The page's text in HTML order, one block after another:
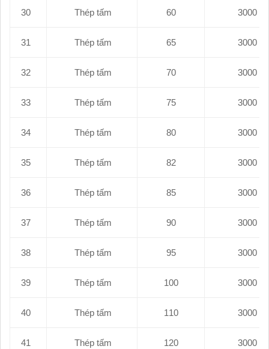
30 Thép tấm 60
31 Thép tấm 65
32 Thép tấm 70
33 Thép tấm 75
34 Thép tấm 80
35 Thép tấm 82
36 Thép tấm 85
37 Thép tấm 90
38 Thép tấm 95
39 Thép tấm 100
40 Thép tấm 110
41 Thép tấm 120